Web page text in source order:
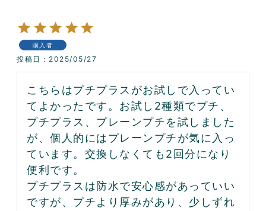
購入者
投稿日 2025/05/27
こちらはプチプラスがお試しで入ってい
てよかったです。お試し2種類でプチ、
プチプラス、プレーンプチを試しました
が、個人的にはプレーンプチが気に入っ
ています。交換しなくても2回分になり
便利です。
プチプラスは防水で安心感があっていい
ですが、プチより厚みがあり、少しずれ